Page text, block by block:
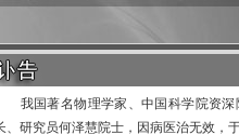
我国著名物理学家、中国科学院资深
、研究员何泽慧院士，因病医治无效，